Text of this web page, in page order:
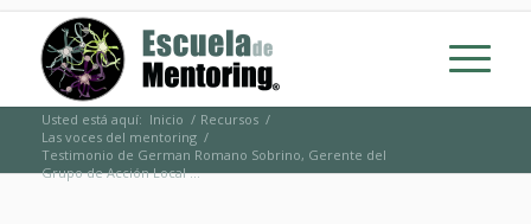
Usted está aquí: Inicio / Recursos /
Las voces del mentoring /
Testimonio de German Romano Sobrino, Gerente del
Grupo de Acción Local ...